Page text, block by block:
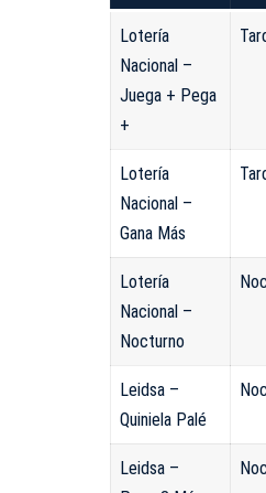
Lotería
Nacional –
Juega + Pega
+
Lotería
Nacional –
Gana Más
Lotería
Nacional –
Nocturno
Leidsa –
Quiniela Palé
Leidsa –